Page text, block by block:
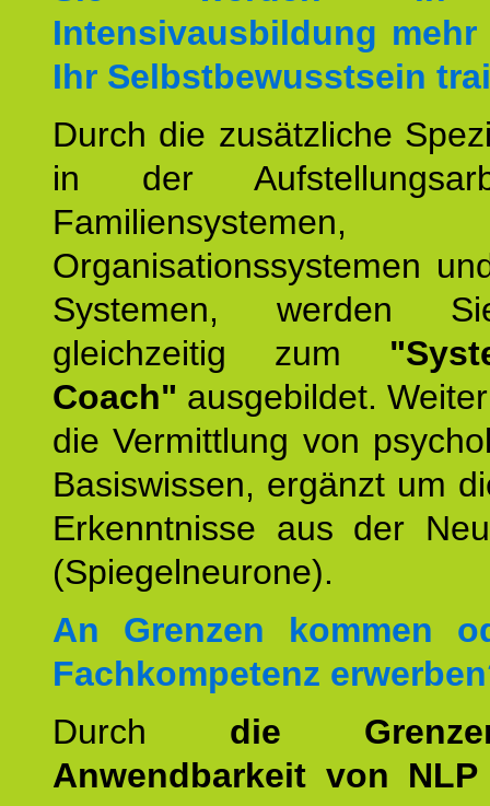
Intensivausbildung
Ihr Selbstbewusstsein
Durch die zusätzliche
in der
Familiensystemen,
Organisationssystemen
Systemen, werden
gleichzeitig zum
Coach" ausgebildet.
die Vermittlung von
Basiswissen, ergänzt um
Erkenntnisse aus der
(Spiegelneurone).
An Grenzen kommen
Fachkompetenz
Durch die
Anwendbarkeit von NLP